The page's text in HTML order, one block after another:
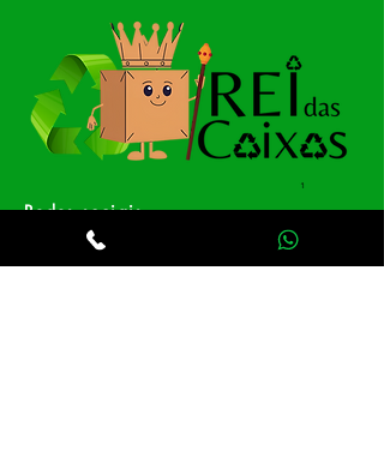
Redes sociais
Saiba tudo em primeira mão